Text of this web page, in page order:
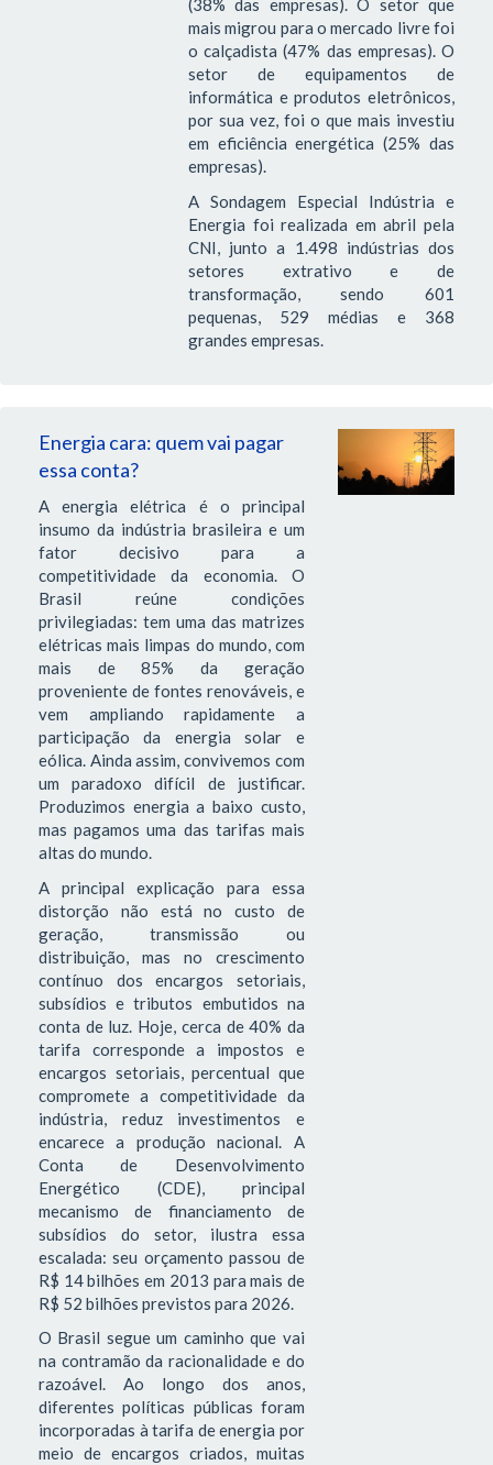
(38% das empresas). O setor que
mais migrou para o mercado livre foi
o calçadista (47% das empresas). O
setor de equipamentos de
informática e produtos eletrônicos,
por sua vez, foi o que mais investiu
em eficiência energética (25% das
empresas).
A Sondagem Especial Indústria e
Energia foi realizada em abril pela
CNI, junto a 1.498 indústrias dos
setores extrativo e de
transformação, sendo 601
pequenas, 529 médias e 368
grandes empresas.
Energia cara: quem vai pagar
essa conta?
A energia elétrica é o principal
insumo da indústria brasileira e um
fator decisivo para a
competitividade da economia. O
Brasil reúne condições
privilegiadas: tem uma das matrizes
elétricas mais limpas do mundo, com
mais de 85% da geração
proveniente de fontes renováveis, e
vem ampliando rapidamente a
participação da energia solar e
eólica. Ainda assim, convivemos com
um paradoxo difícil de justificar.
Produzimos energia a baixo custo,
mas pagamos uma das tarifas mais
altas do mundo.
A principal explicação para essa
distorção não está no custo de
geração, transmissão ou
distribuição, mas no crescimento
contínuo dos encargos setoriais,
subsídios e tributos embutidos na
conta de luz. Hoje, cerca de 40% da
tarifa corresponde a impostos e
encargos setoriais, percentual que
compromete a competitividade da
indústria, reduz investimentos e
encarece a produção nacional. A
Conta de Desenvolvimento
Energético (CDE), principal
mecanismo de financiamento de
subsídios do setor, ilustra essa
escalada: seu orçamento passou de
R$ 14 bilhões em 2013 para mais de
R$ 52 bilhões previstos para 2026.
O Brasil segue um caminho que vai
na contramão da racionalidade e do
razoável. Ao longo dos anos,
diferentes políticas públicas foram
incorporadas à tarifa de energia por
meio de encargos criados, muitas